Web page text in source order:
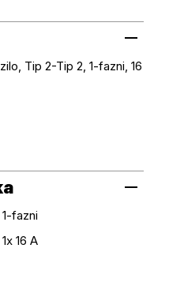
Tip 2-Tip 2, 1-fazni, 16
1-fazni
1x 16 A